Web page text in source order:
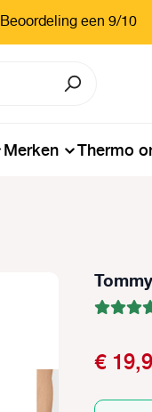
Beoordeling een 9/10
Merken Thermo
€